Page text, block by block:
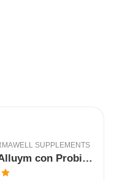
SUPPLEMENTS
Fibriax Alluym con Probióticos 500 gr